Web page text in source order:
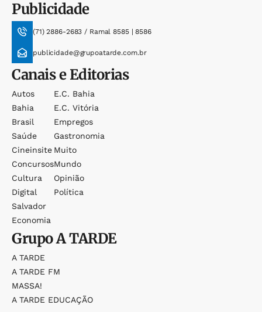
Publicidade
(71) 2886-2683 / Ramal 8585 | 8586
publicidade@grupoatarde.com.br
Canais e Editorias
Autos
Bahia
Brasil
Saúde
Cineinsite
Concursos
Cultura
Digital
Salvador
Economia
E.c. Bahia
E.c. Vitória
Empregos
Gastronomia
Muito
Mundo
Opinião
Política
GrupoA TARDE
A TARDE
A TARDE FM
MASSA!
A TARDE EDUCAÇÃO